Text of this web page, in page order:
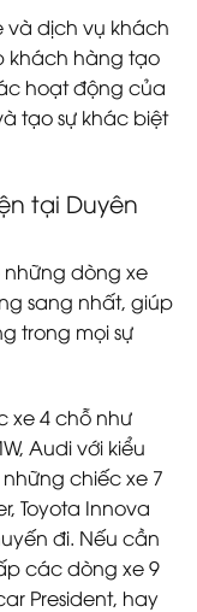
và dịch vụ khách
khách hàng tạo
hoạt động của
tạo sự khác biệt
tại Duyên
những dòng xe
sang nhất, giúp
trong mọi sự
xe 4 chỗ như
Audi với kiểu
chiếc xe 7
Toyota Innova
đi. Nếu cần
các dòng xe 9
President, hay